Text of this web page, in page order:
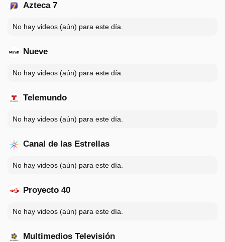
Azteca 7
No hay videos (aún) para este día.
Nueve
No hay videos (aún) para este día.
Telemundo
No hay videos (aún) para este día.
Canal de las Estrellas
No hay videos (aún) para este día.
Proyecto 40
No hay videos (aún) para este día.
Multimedios Televisión